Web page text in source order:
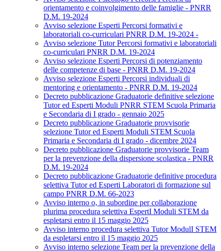
orientamento e coinvolgimento delle famiglie - PNRR
D.M. 19-2024
Avviso selezione Esperti Percorsi formativi e
laboratoriali co-curriculari PNRR D.M. 19-2024 -
Avviso selezione Tutor Percorsi formativi e laboratoriali
co-curriculari PNRR D.M. 19-2024
Avviso selezione Esperti Percorsi di potenziamento
delle competenze di base - PNRR D.M. 19-2024
Avviso selezione Esperti Percorsi individuali di
mentoring e orientamento - PNRR D.M. 19-2024
Decreto pubblicazione Graduatorie definitive selezione
Tutor ed Esperti Moduli PNRR STEM Scuola Primaria
e Secondaria di I grado - gennaio 2025
Decreto pubblicazione Graduatorie provvisorie
selezione Tutor ed Esperti Moduli STEM Scuola
Primaria e Secondaria di I grado - dicembre 2024
Decreto pubblicazione Graduatorie provvisorie Team
per la prevenzione della dispersione scolastica - PNRR
D.M. 19-2024
Decreto pubblicazione Graduatorie definitive procedura
selettiva Tutor ed Esperti Laboratori di formazione sul
campo PNRR D.M. 66-2023
Avviso interno o, in subordine per collaborazione
plurima procedura selettiva EspertI Moduli STEM da
espletarsi entro il 15 maggio 2025
Avviso interno procedura selettiva Tutor ModulI STEM
da espletarsi entro il 15 maggio 2025
Avviso interno selezione Team per la prevenzione della